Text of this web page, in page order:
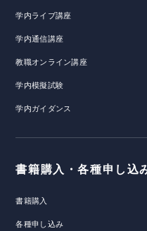
学内ライブ講座
学内通信講座
教職オンライン講座
学内模擬試験
学内ガイダンス
書籍購入・各種申し込
書籍購入
各種申し込み